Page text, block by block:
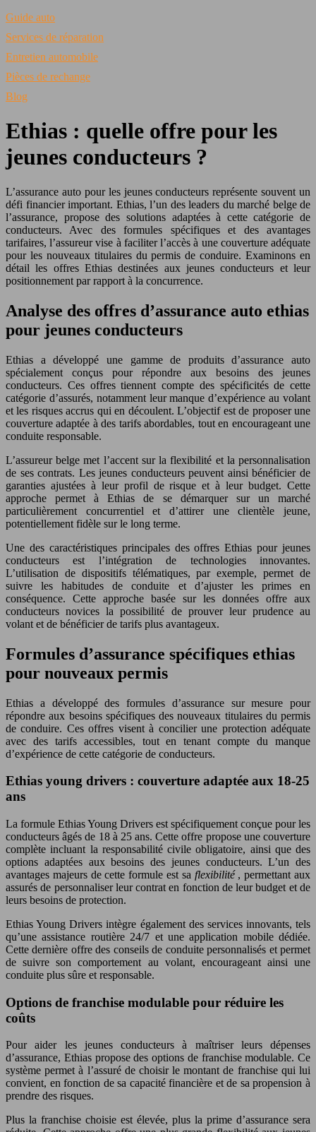
Guide auto
Services de réparation
Entretien automobile
Pièces de rechange
Blog
Ethias : quelle offre pour les
jeunes conducteurs ?
L’assurance auto pour les jeunes conducteurs représente souvent un
défi financier important. Ethias, l’un des leaders du marché belge de
l’assurance, propose des solutions adaptées à cette catégorie de
conducteurs. Avec des formules spécifiques et des avantages
tarifaires, l’assureur vise à faciliter l’accès à une couverture adéquate
pour les nouveaux titulaires du permis de conduire. Examinons en
détail les offres Ethias destinées aux jeunes conducteurs et leur
positionnement par rapport à la concurrence.
Analyse des offres d’assurance auto ethias
pour jeunes conducteurs
Ethias a développé une gamme de produits d’assurance auto
spécialement conçus pour répondre aux besoins des jeunes
conducteurs. Ces offres tiennent compte des spécificités de cette
catégorie d’assurés, notamment leur manque d’expérience au volant
et les risques accrus qui en découlent. L’objectif est de proposer une
couverture adaptée à des tarifs abordables, tout en encourageant une
conduite responsable.
L’assureur belge met l’accent sur la flexibilité et la personnalisation
de ses contrats. Les jeunes conducteurs peuvent ainsi bénéficier de
garanties ajustées à leur profil de risque et à leur budget. Cette
approche permet à Ethias de se démarquer sur un marché
particulièrement concurrentiel et d’attirer une clientèle jeune,
potentiellement fidèle sur le long terme.
Une des caractéristiques principales des offres Ethias pour jeunes
conducteurs est l’intégration de technologies innovantes.
L’utilisation de dispositifs télématiques, par exemple, permet de
suivre les habitudes de conduite et d’ajuster les primes en
conséquence. Cette approche basée sur les données offre aux
conducteurs novices la possibilité de prouver leur prudence au
volant et de bénéficier de tarifs plus avantageux.
Formules d’assurance spécifiques ethias
pour nouveaux permis
Ethias a développé des formules d’assurance sur mesure pour
répondre aux besoins spécifiques des nouveaux titulaires du permis
de conduire. Ces offres visent à concilier une protection adéquate
avec des tarifs accessibles, tout en tenant compte du manque
d’expérience de cette catégorie de conducteurs.
Ethias young drivers : couverture adaptée aux 18-25
ans
La formule Ethias Young Drivers est spécifiquement conçue pour les
conducteurs âgés de 18 à 25 ans. Cette offre propose une couverture
complète incluant la responsabilité civile obligatoire, ainsi que des
options adaptées aux besoins des jeunes conducteurs. L’un des
avantages majeurs de cette formule est sa flexibilité , permettant aux
assurés de personnaliser leur contrat en fonction de leur budget et de
leurs besoins de protection.
Ethias Young Drivers intègre également des services innovants, tels
qu’une assistance routière 24/7 et une application mobile dédiée.
Cette dernière offre des conseils de conduite personnalisés et permet
de suivre son comportement au volant, encourageant ainsi une
conduite plus sûre et responsable.
Options de franchise modulable pour réduire les
coûts
Pour aider les jeunes conducteurs à maîtriser leurs dépenses
d’assurance, Ethias propose des options de franchise modulable. Ce
système permet à l’assuré de choisir le montant de franchise qui lui
convient, en fonction de sa capacité financière et de sa propension à
prendre des risques.
Plus la franchise choisie est élevée, plus la prime d’assurance sera